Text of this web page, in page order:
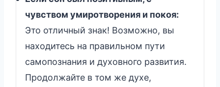
чувством умиротворения и покоя:
Это отличный знак! Возможно, вы
находитесь на правильном пути
самопознания и духовного развития.
Продолжайте в том же духе,